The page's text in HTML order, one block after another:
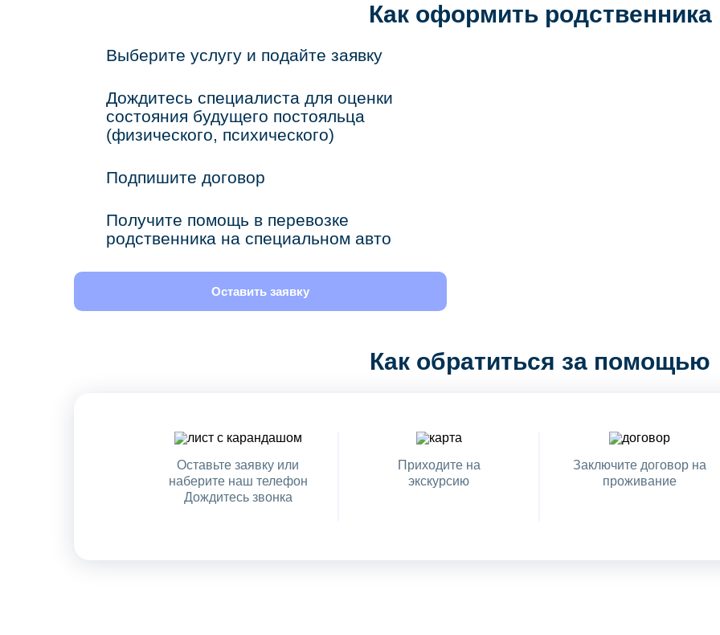
Как оформить родственника
Выберите услугу и подайте заявку
Дождитесь специалиста для оценки
состояния будущего постояльца
(физического, психического)
Подпишите договор
Получите помощь в перевозке
родственника на специальном авто
Оставить заявку
Как обратиться за помощью
Оставьте заявку или
наберите наш телефон
Дождитесь звонка
Приходите на
экскурсию
Заключите договор на
проживание